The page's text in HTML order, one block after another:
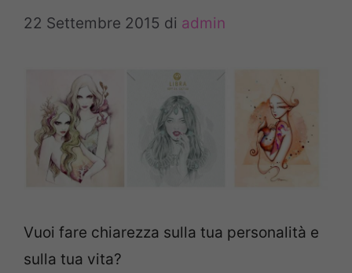
22 Settembre 2015 di admin
Vuoi fare chiarezza sulla tua personalità e
sulla tua vita?